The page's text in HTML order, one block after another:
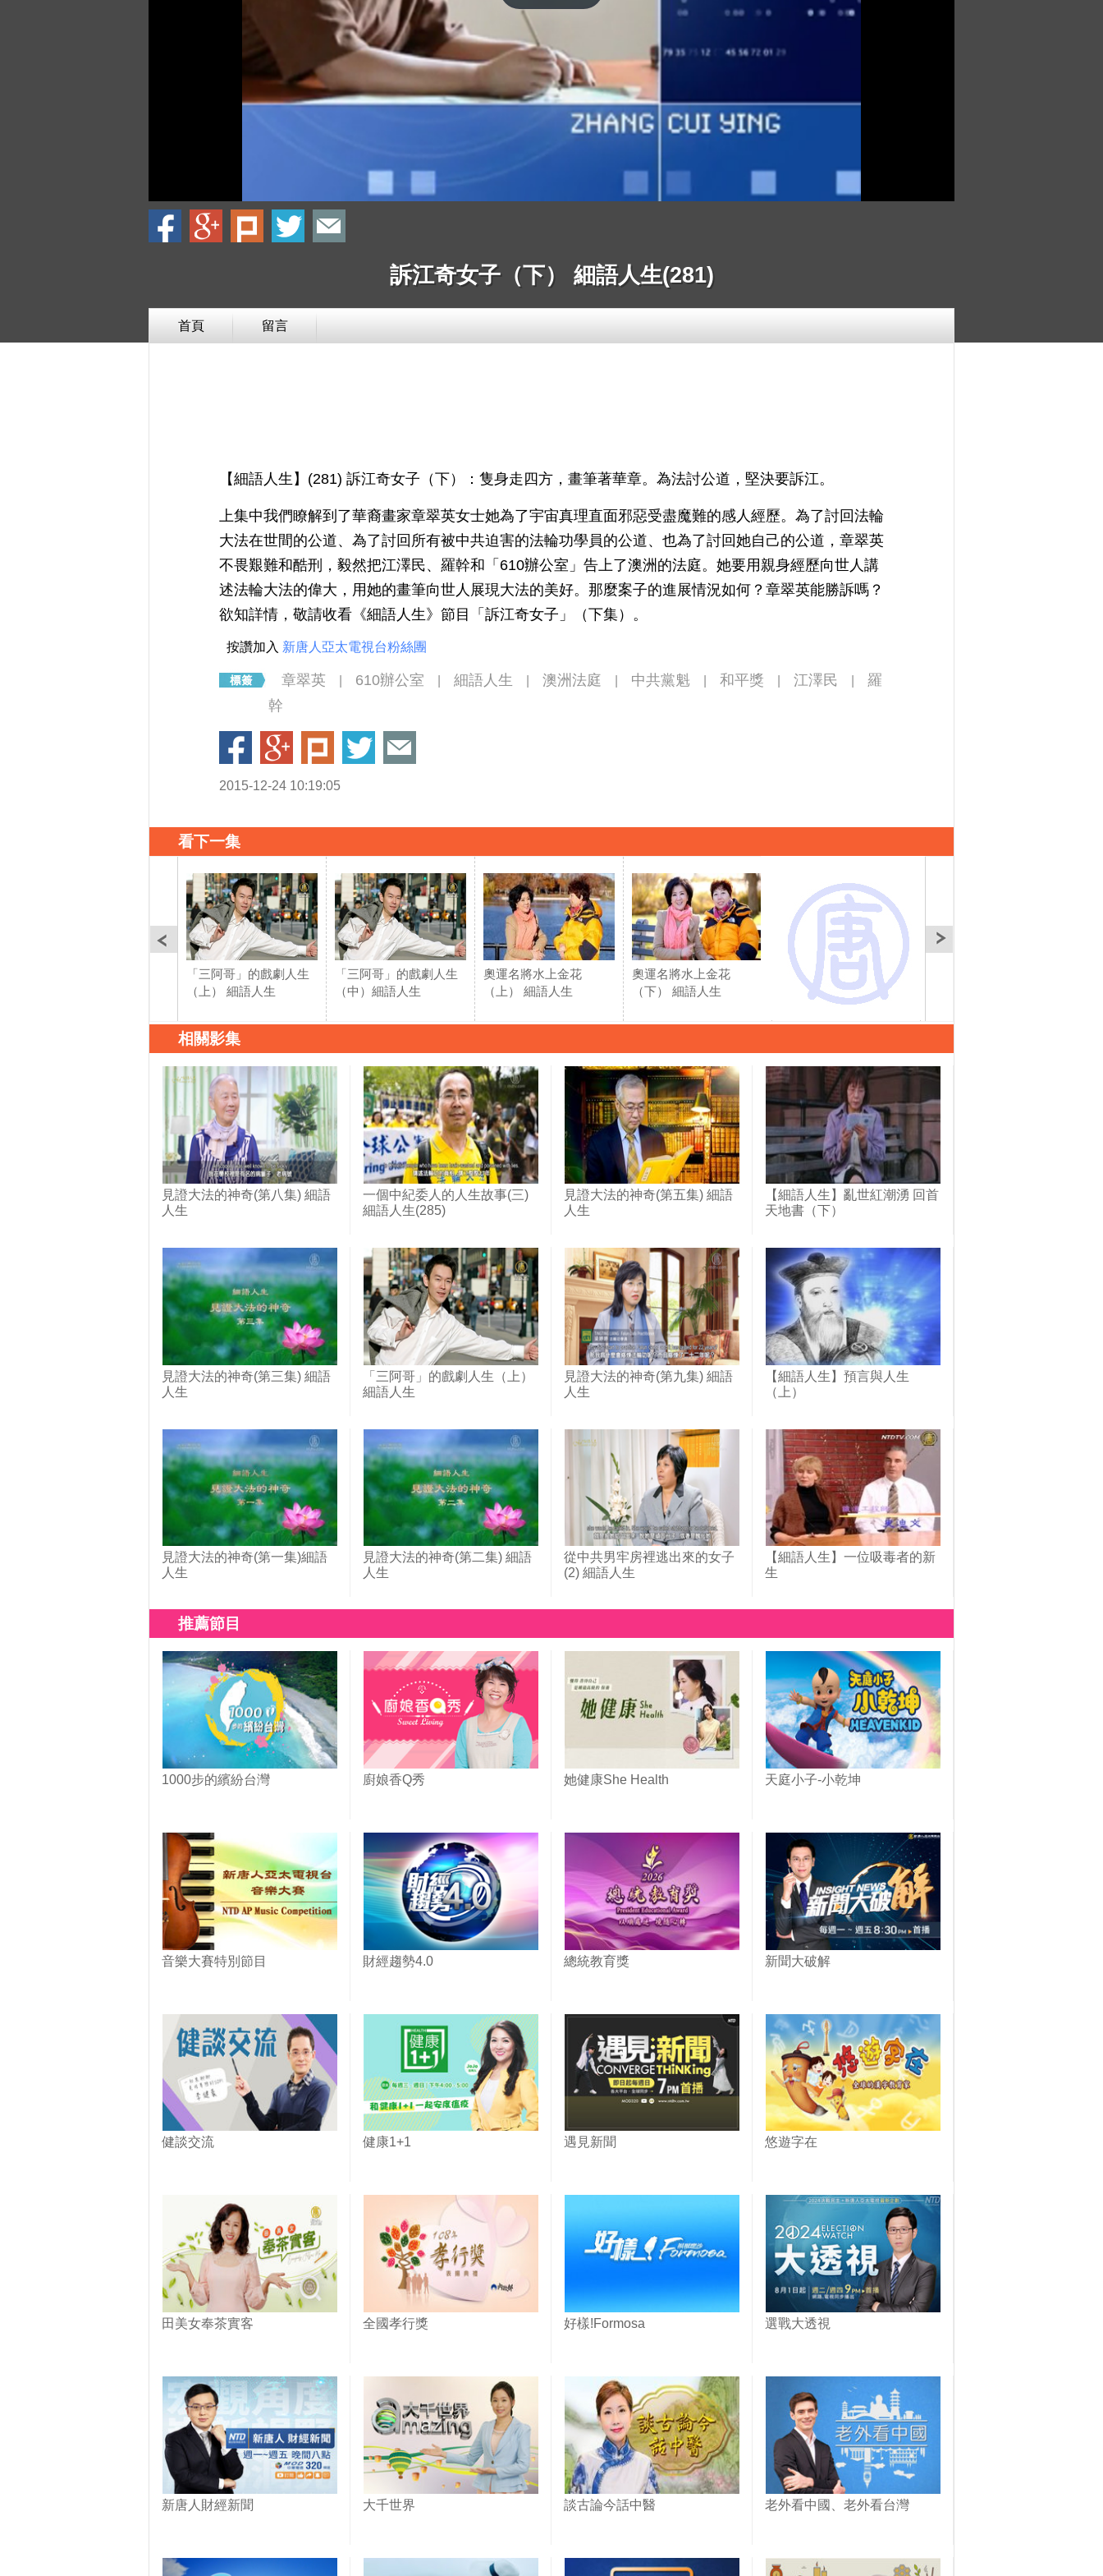
訴江奇女子（下） 細語人生(281)
首頁 留言
【細語人生】(281) 訴江奇女子（下）：隻身走四方，畫筆著華章。為法討公道，堅決要訴江。
上集中我們瞭解到了華裔畫家章翠英女士她為了宇宙真理直面邪惡受盡魔難的感人經歷。為了討回法輪
大法在世間的公道、為了討回所有被中共迫害的法輪功學員的公道、也為了討回她自己的公道，章翠英
不畏艱難和酷刑，毅然把江澤民、羅幹和「610辦公室」告上了澳洲的法庭。她要用親身經歷向世人講
述法輪大法的偉大，用她的畫筆向世人展現大法的美好。那麼案子的進展情況如何？章翠英能勝訴嗎？
欲知詳情，敬請收看《細語人生》節目「訴江奇女子」（下集）。
按讚加入 新唐人亞太電視台粉絲團
章翠英 610辦公室 細語人生 澳洲法庭 中共黨魁 和平獎 江澤民
羅
幹
2015-12-24 10:19:05
看下一集
「三阿哥」的戲劇人生
（上） 細語人生
「三阿哥」的戲劇人生
（中）細語人生
奧運名將水上金花
（上） 細語人生
奧運名將水上金花
（下） 細語人生
騎向自由的小天使們
（上） 細語人生
相關影集
見證大法的神奇(第八集) 細語
人生
一個中紀委人的人生故事(三)
細語人生(285)
見證大法的神奇(第五集) 細語
人生
【細語人生】亂世紅潮湧 回首
天地書（下）
見證大法的神奇(第三集) 細語
人生
「三阿哥」的戲劇人生（上）
細語人生
見證大法的神奇(第九集) 細語
人生
【細語人生】預言與人生
（上）
見證大法的神奇(第一集)細語
人生
見證大法的神奇(第二集) 細語
人生
從中共男牢房裡逃出來的女子
(2) 細語人生
【細語人生】一位吸毒者的新
生
推薦節目
1000步的繽紛台灣 廚娘香Q秀 她健康She Health 天庭小子-小乾坤
音樂大賽特別節目 財經趨勢4.0 總統教育獎 新聞大破解
健談交流 健康1+1 遇見新聞 悠遊字在
田美女奉茶實客 全國孝行獎 好樣!Formosa 選戰大透視
新唐人財經新聞 大千世界 談古論今話中醫 老外看中國、老外看台灣